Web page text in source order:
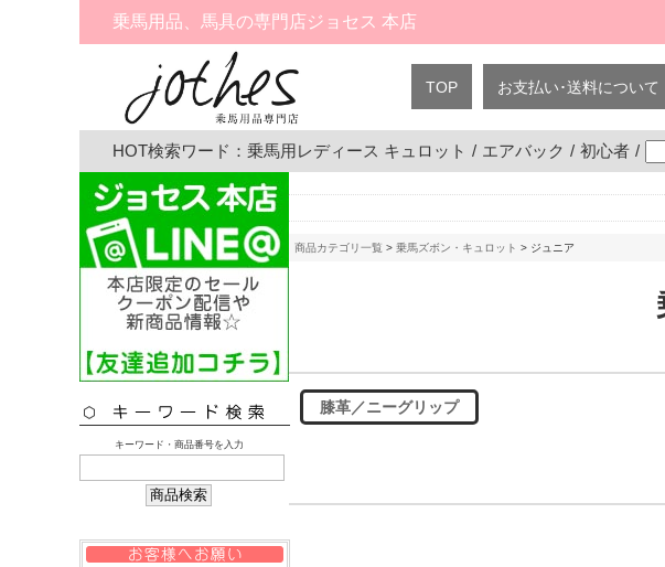
乗馬用品、馬具の専門店ジョセス 本店
TOP お支払い･送料について
HOT検索ワード： 乗馬用レディース キュロット / エアバック / 初心者 /
キーワード・商品番号を入力
商品カテゴリ一覧 > 乗馬ズボン・キュロット > ジュニア
膝革／ニーグリップ